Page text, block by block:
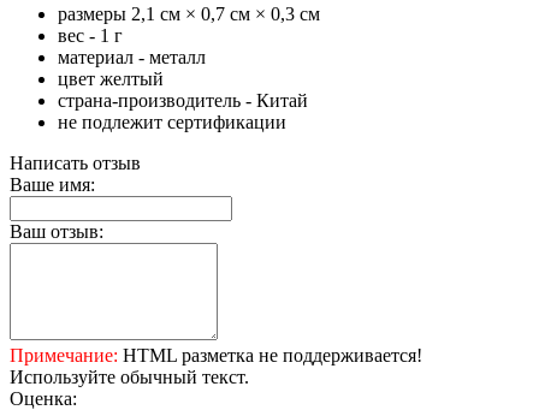
размеры 2,1 см × 0,7 см × 0,3 см
вес - 1 г
материал - металл
цвет желтый
страна-производитель - Китай
не подлежит сертификации
Написать отзыв
Ваше имя:
Ваш отзыв:
Примечание: HTML разметка не поддерживается!
Используйте обычный текст.
Оценка: